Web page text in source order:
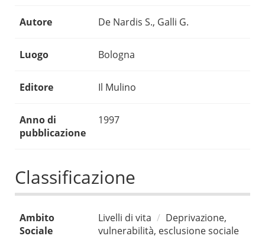
Autore De Nardis S., Galli G.
Luogo Bologna
Editore Il Mulino
Anno di
pubblicazione
1997
Classificazione
Ambito
Sociale
Livelli di vita
Deprivazione,
vulnerabilità, esclusione sociale